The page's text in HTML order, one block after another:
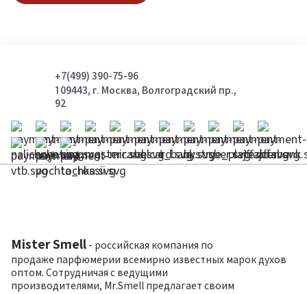
+7(499) 390-75-96
109443, г. Москва, Волгоградский пр.,
92
Mister Smell - российская компания по
продаже парфюмерии всемирно известных марок духов
оптом. Сотрудничая с ведущими
производителями, Mr.Smell предлагает своим